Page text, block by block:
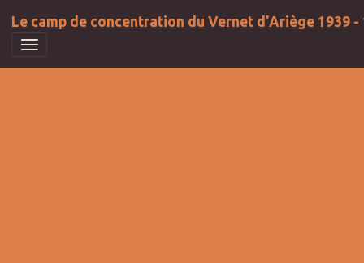
Le camp de concentration du Vernet d'Ariège 1939 -